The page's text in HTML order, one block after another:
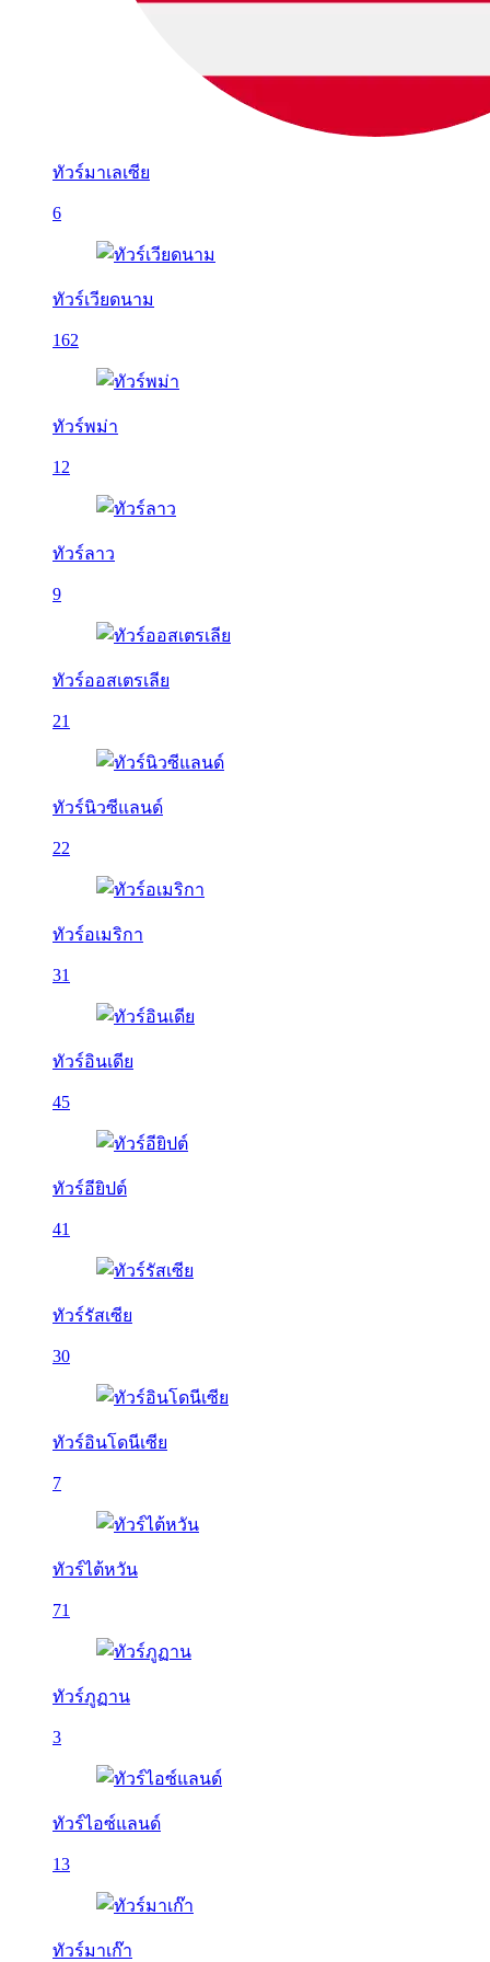
ทัวร์มาเลเซีย
6
ทัวร์เวียดนาม
162
ทัวร์พม่า
12
ทัวร์ลาว
9
ทัวร์ออสเตรเลีย
21
ทัวร์นิวซีแลนด์
22
ทัวร์อเมริกา
31
ทัวร์อินเดีย
45
ทัวร์อียิปต์
41
ทัวร์รัสเซีย
30
ทัวร์อินโดนีเซีย
7
ทัวร์ไต้หวัน
71
ทัวร์ภูฏาน
3
ทัวร์ไอซ์แลนด์
13
ทัวร์มาเก๊า